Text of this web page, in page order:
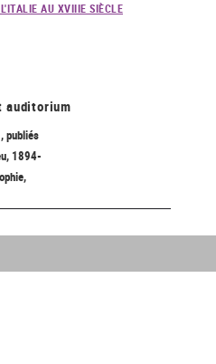
AU XVIIIE SIÈCLE
auditorium
publiés
1894-